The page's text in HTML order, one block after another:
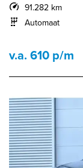
91.282 km
Automaat
v.a. 610 p/m